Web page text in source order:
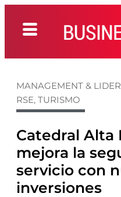
MANAGEMENT &
RSE, TURISMO
Catedral Alta
mejora la
servicio con
inversiones